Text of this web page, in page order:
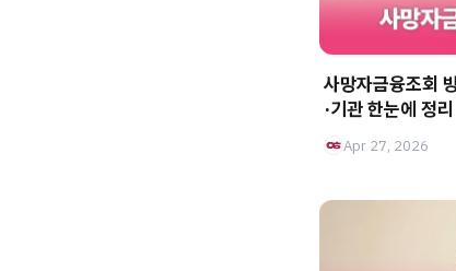
사망자금융조회
·기관 한눈에 정리
Apr 27, 2026